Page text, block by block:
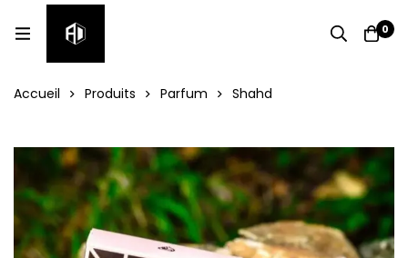
0
Accueil Produits Parfum Shahd